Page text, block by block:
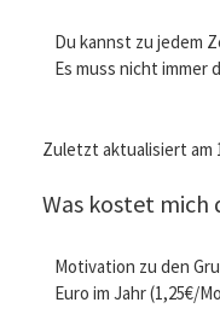
Du kannst zu jedem
Es muss nicht immer
Zuletzt aktualisiert am
Was kostet mich
Motivation zu den
Euro im Jahr (1,25€/